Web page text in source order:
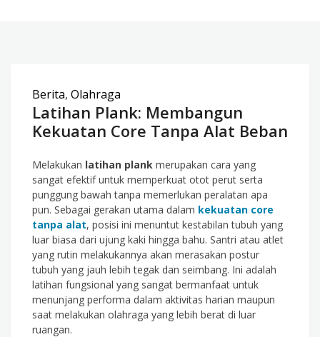
Berita, Olahraga
Latihan Plank: Membangun
Kekuatan Core Tanpa Alat Beban
Melakukan latihan plank merupakan cara yang
sangat efektif untuk memperkuat otot perut serta
punggung bawah tanpa memerlukan peralatan apa
pun. Sebagai gerakan utama dalam kekuatan core
tanpa alat, posisi ini menuntut kestabilan tubuh yang
luar biasa dari ujung kaki hingga bahu. Santri atau atlet
yang rutin melakukannya akan merasakan postur
tubuh yang jauh lebih tegak dan seimbang. Ini adalah
latihan fungsional yang sangat bermanfaat untuk
menunjang performa dalam aktivitas harian maupun
saat melakukan olahraga yang lebih berat di luar
ruangan.